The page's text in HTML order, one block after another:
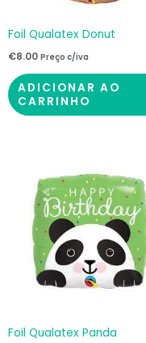
Foil Qualatex Donut
€8.00 Preço c/iva
ADICIONAR AO
CARRINHO
Foil Qualatex Panda